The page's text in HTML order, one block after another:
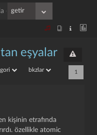
eşyalar
bkzlar 1
kişinin etrafında
özellikle atomic